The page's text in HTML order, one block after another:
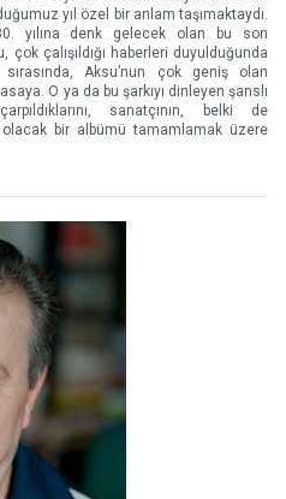
yıl özel bir anlam taşımaktaydı.
yılına denk gelecek olan bu son
çalışıldığı haberleri duyulduğunda
Aksu’nun çok geniş olan
O ya da bu şarkıyı dinleyen şanslı
sanatçının, belki de
bir albümü tamamlamak üzere